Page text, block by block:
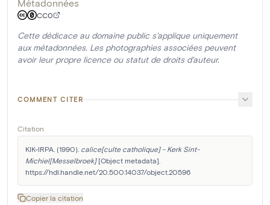
Métadonnées
CC0
Cette dédicace au domaine public s'applique uniquement
aux métadonnées. Les photographies associées peuvent
avoir leur propre licence ou statut de droits d'auteur.
COMMENT CITER
Citation
KIK-IRPA. (1990). calice[culte catholique] - Kerk Sint-
Michiel[Messelbroek] [Object metadata].
https://hdl.handle.net/20.500.14037/object.20596
Copier la citation